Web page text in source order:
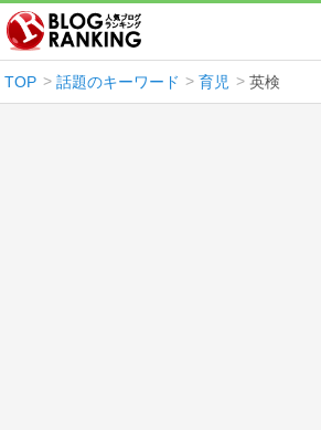
TOP 話題のキーワード 育児 英検